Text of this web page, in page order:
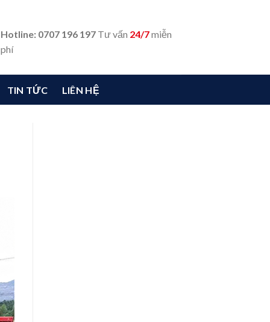
Hotline: 0707 196 197 Tư vấn 24/7miễn
phí
TIN TỨC LIÊN HỆ